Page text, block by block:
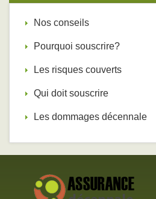
Nos conseils
Pourquoi souscrire?
Les risques couverts
Qui doit souscrire
Les dommages décennale